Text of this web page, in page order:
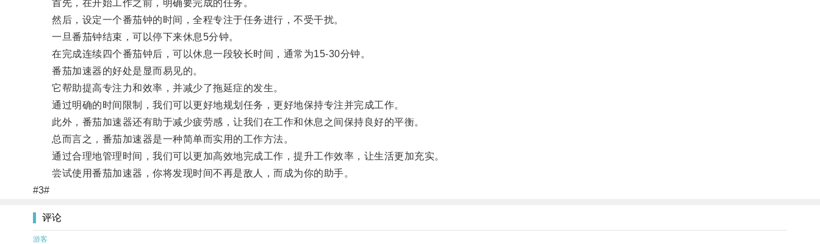
首先，在开始工作之前，明确要完成的任务。
然后，设定一个番茄钟的时间，全程专注于任务进行，不受干扰。
一旦番茄钟结束，可以停下来休息5分钟。
在完成连续四个番茄钟后，可以休息一段较长时间，通常为15-30分钟。
番茄加速器的好处是显而易见的。
它帮助提高专注力和效率，并减少了拖延症的发生。
通过明确的时间限制，我们可以更好地规划任务，更好地保持专注并完成工作。
此外，番茄加速器还有助于减少疲劳感，让我们在工作和休息之间保持良好的平衡。
总而言之，番茄加速器是一种简单而实用的工作方法。
通过合理地管理时间，我们可以更加高效地完成工作，提升工作效率，让生活更加充实。
尝试使用番茄加速器，你将发现时间不再是敌人，而成为你的助手。
#3#
评论
游客